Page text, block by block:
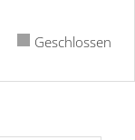
Geschlossen